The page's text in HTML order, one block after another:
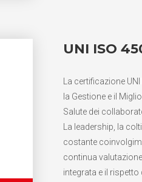
UNI ISO
La certificazione
la Gestione e il
Salute dei
La leadership, la
costante
continua
integrata e il